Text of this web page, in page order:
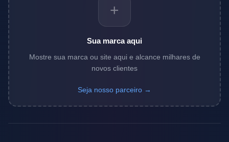
+
Sua marca aqui
Mostre sua marca ou site aqui e alcance milhares de
novos clientes
Seja nosso parceiro →